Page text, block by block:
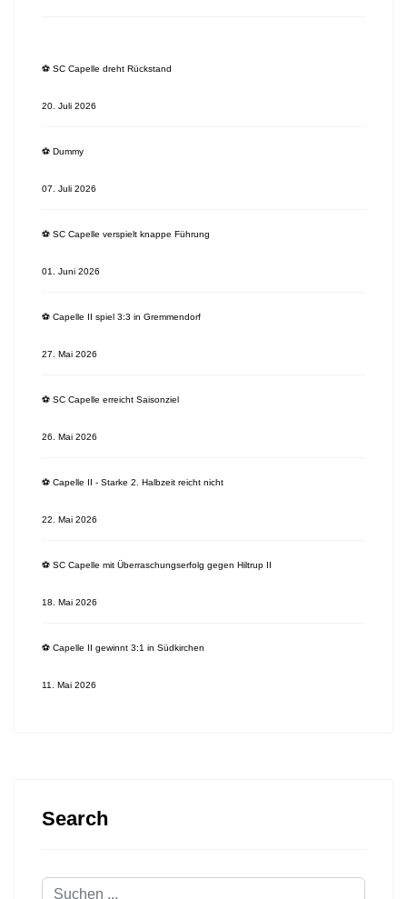
⚽️ SC Capelle dreht Rückstand
20. Juli 2026
⚽️ Dummy
07. Juli 2026
⚽️ SC Capelle verspielt knappe Führung
01. Juni 2026
⚽️ Capelle II spiel 3:3 in Gremmendorf
27. Mai 2026
⚽️ SC Capelle erreicht Saisonziel
26. Mai 2026
⚽️ Capelle II - Starke 2. Halbzeit reicht nicht
22. Mai 2026
⚽️ SC Capelle mit Überraschungserfolg gegen Hiltrup II
18. Mai 2026
⚽️ Capelle II gewinnt 3:1 in Südkirchen
11. Mai 2026
Search
Suchen